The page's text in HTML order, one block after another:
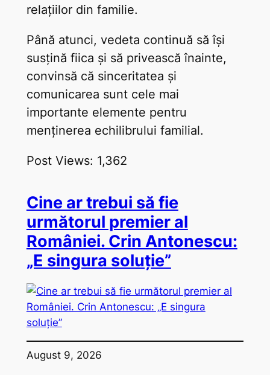
relațiilor din familie.
Până atunci, vedeta continuă să își
susțină fiica și să privească înainte,
convinsă că sinceritatea și
comunicarea sunt cele mai
importante elemente pentru
menținerea echilibrului familial.
Post Views: 1,362
Cine ar trebui să fie
următorul premier al
României. Crin Antonescu:
„E singura soluție”
August 9, 2026